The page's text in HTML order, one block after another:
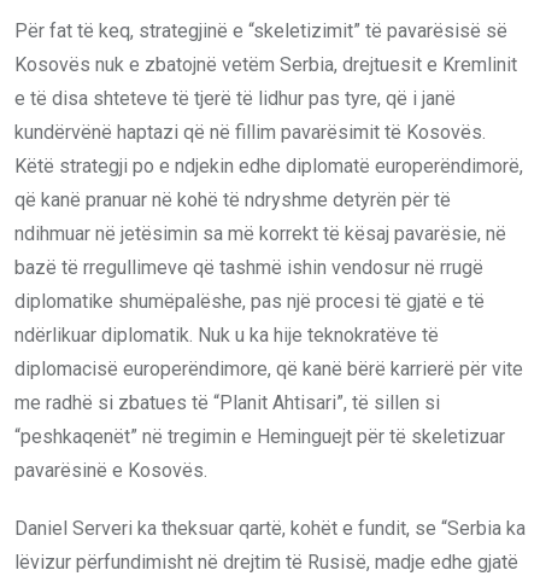
Për fat të keq, strategjinë e “skeletizimit” të pavarësisë së
Kosovës nuk e zbatojnë vetëm Serbia, drejtuesit e Kremlinit
e të disa shteteve të tjerë të lidhur pas tyre, që i janë
kundërvënë haptazi që në fillim pavarësimit të Kosovës.
Këtë strategji po e ndjekin edhe diplomatë europerëndimorë,
që kanë pranuar në kohë të ndryshme detyrën për të
ndihmuar në jetësimin sa më korrekt të kësaj pavarësie, në
bazë të rregullimeve që tashmë ishin vendosur në rrugë
diplomatike shumëpalëshe, pas një procesi të gjatë e të
ndërlikuar diplomatik. Nuk u ka hije teknokratëve të
diplomacisë europerëndimore, që kanë bërë karrierë për vite
me radhë si zbatues të “Planit Ahtisari”, të sillen si
“peshkaqenët” në tregimin e Heminguejt për të skeletizuar
pavarësinë e Kosovës.
Daniel Serveri ka theksuar qartë, kohët e fundit, se “Serbia ka
lëvizur përfundimisht në drejtim të Rusisë, madje edhe gjatë